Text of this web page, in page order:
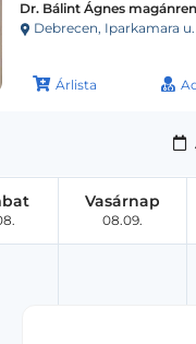
Dr. Bálint Ágnes
Debrecen, Iparkamara u.
Árlista
Vasárnap
08.09.